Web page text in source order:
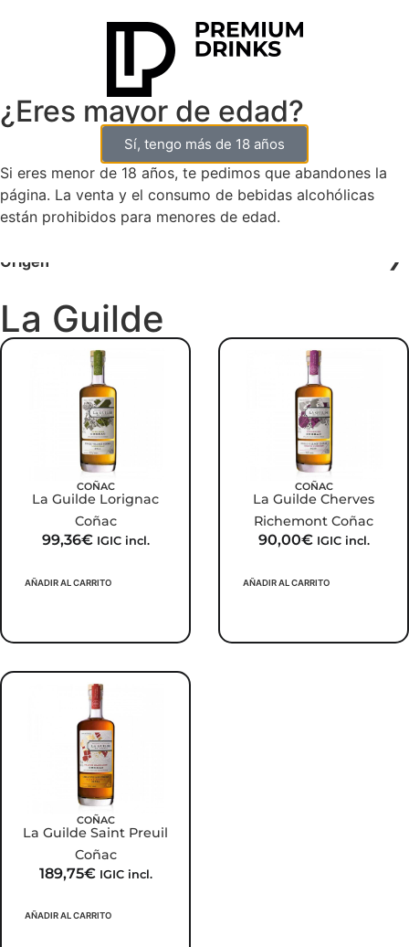
Filtra tu búsqueda
Origen
La Guilde
COÑAC
La Guilde Lorignac
Coñac
99,36€ IGIC incl.
AÑADIR AL CARRITO
COÑAC
La Guilde Cherves
Richemont Coñac
90,00€ IGIC incl.
AÑADIR AL CARRITO
COÑAC
La Guilde Saint Preuil
Coñac
189,75€ IGIC incl.
AÑADIR AL CARRITO
¿Eres mayor de edad?
Sí, tengo más de 18 años
Si eres menor de 18 años, te pedimos que abandones la
página. La venta y el consumo de bebidas alcohólicas
están prohibidos para menores de edad.